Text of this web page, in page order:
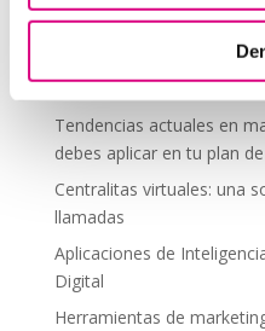
segura en altura
Telefonía virtual para el
desde donde estés
Tendencias actuales en
debes aplicar en tu plan
Centralitas virtuales: una
llamadas
Aplicaciones de
Digital
Herramientas de